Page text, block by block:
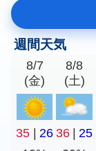
週間天気
8/7
(金)
8/8
(土)
35 26 36 25